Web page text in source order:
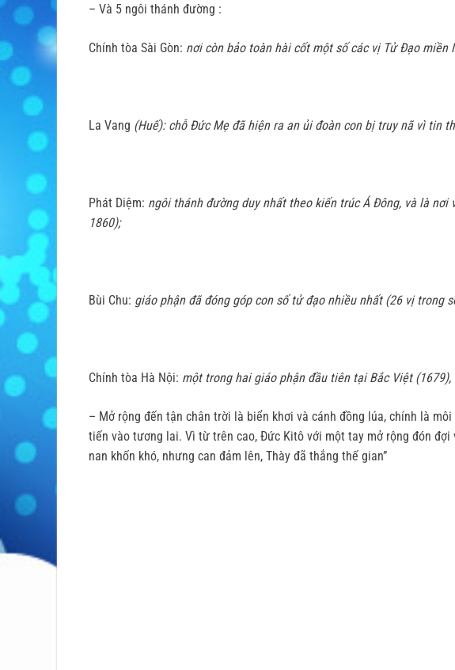
– Và 5 ngôi thánh đường :
Chính tòa Sài Gòn: nơi còn bảo toàn hài cốt một số các vị Tử Ðạo miền
La Vang (Huế): chỗ Ðức Mẹ đã hiện ra an ủi đoàn con bị truy nã vì tin
Phát Diệm: ngôi thánh đường duy nhất theo kiến trúc Á Ðông, và là
1860);
Bùi Chu: giáo phận đã đóng góp con số tử đạo nhiều nhất (26 vị trong
Chính tòa Hà Nội: một trong hai giáo phận đầu tiên tại Bắc Việt
– Mở rộng đến tận chân trời là biển khơi và cánh đồng lúa, chính là
tiến vào tương lai. Vì từ trên cao, Đức Kitô với một tay mở rộng đón
nan khốn khó, nhưng can đảm lên, Thày đã thắng thế gian”